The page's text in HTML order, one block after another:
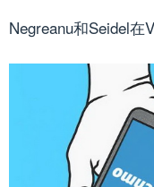
Negreanu和Seidel在